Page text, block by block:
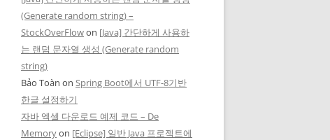
(Generate random string) –
StockOverFlowon [Java] 간단하게 사용하
는 랜덤 문자열 생성 (Generate random
string)
Bảo Toàn on Spring Boot에서 UTF-8기반
한글 설정하기
자바 엑셀 다운로드 예제 코드 – De
Memoryon [Eclipse] 일반 Java 프로젝트에